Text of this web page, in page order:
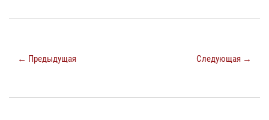
← Предыдущая Следующая →